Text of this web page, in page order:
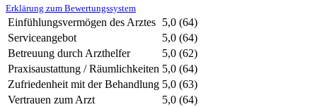
Erklärung zum Bewertungssystem
Einfühlungsvermögen des Arztes 5,0 (64)
Serviceangebot
5,0 (64)
Betreuung durch Arzthelfer
5,0 (62)
Praxisaustattung / Räumlichkeiten 5,0 (64)
Zufriedenheit mit der Behandlung 5,0 (63)
Vertrauen zum Arzt
5,0 (64)